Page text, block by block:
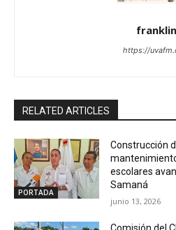
franklin
https://
RELATED ARTICLES
PORTADA
Construcción
escolares
Samaná
junio 13, 2026